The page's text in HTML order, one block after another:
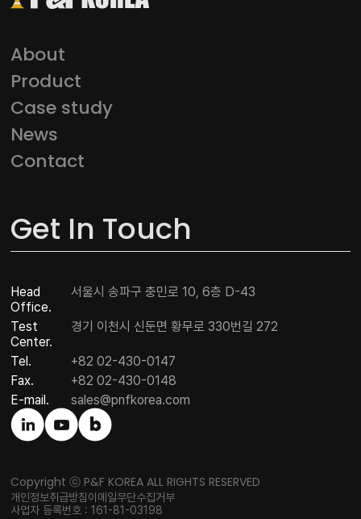
About
Product
Case study
News
Contact
Get In Touch
Head
Office.
서울시 송파구 충민로 10, 6층 D-43
Test
Center.
경기 이천시 신둔면 황무로 330번길 272
Tel.
+82 02-430-0147
Fax.
+82 02-430-0148
E-mail.
sales@pnfkorea.com
Copyright ⓒ P&F KOREA ALL RIGHTS RESERVED
개인정보취급방침이메일무단수집거부
사업자 등록번호 : 161-81-03198